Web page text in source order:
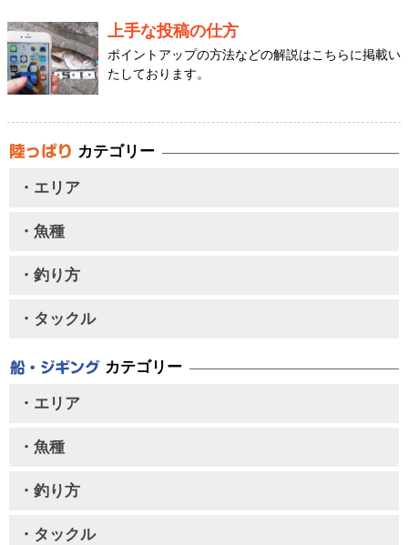
上手な投稿の仕方
ポイントアップの方法などの解説はこちらに掲載い
たしております。
カテゴリー
・エリア
・魚種
・釣り方
・タックル
カテゴリー
・エリア
・魚種
・釣り方
・タックル